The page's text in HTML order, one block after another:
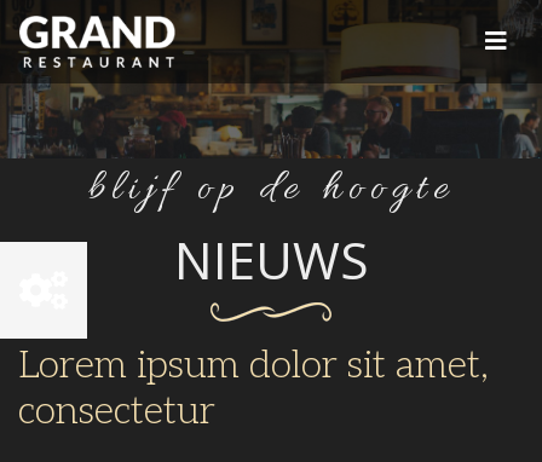
blijf op de hoogte
NIEUWS
Lorem ipsum dolor sit amet,
consectetur